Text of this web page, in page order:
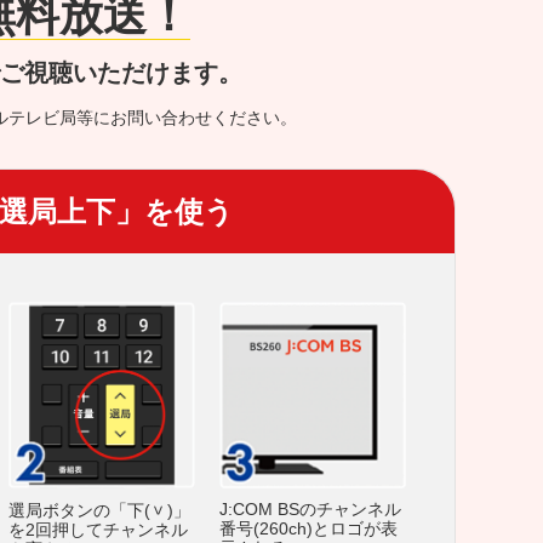
放送！
視聴いただけます。
レビ局等にお問い合わせください。
局上下」を使う
選局ボタンの「下(
)」
を2回押してチャンネル
J:COM BSのチャンネル
番号(260ch)とロゴが表